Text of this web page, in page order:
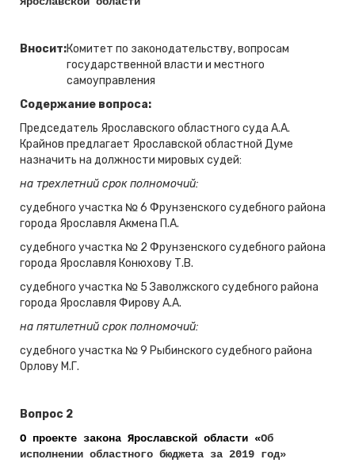
Вносит:Комитет по законодательству, вопросам
государственной власти и местного
самоуправления
Содержание вопроса:
Председатель Ярославского областного суда А.А.
Крайнов предлагает Ярославской областной Думе
назначить на должности мировых судей:
на трехлетний срок полномочий:
судебного участка № 6 Фрунзенского судебного района
города Ярославля Акмена П.А.
судебного участка № 2 Фрунзенского судебного района
города Ярославля Конюхову Т.В.
судебного участка № 5 Заволжского судебного района
города Ярославля Фирову А.А.
на пятилетний срок полномочий:
судебного участка № 9 Рыбинского судебного района
Орлову М.Г.
Вопрос 2
О проекте закона Ярославской области «Об
исполнении областного бюджета за 2019 год»